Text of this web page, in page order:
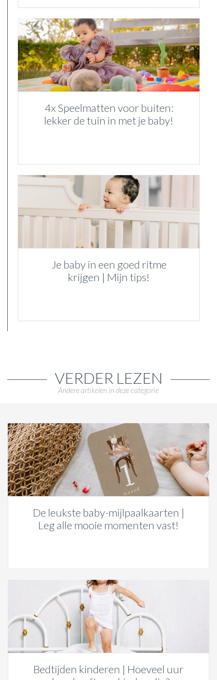
4x Speelmatten voor buiten:
lekker de tuin in met je baby!
Je baby in een goed ritme
krijgen | Mijn tips!
VERDER LEZEN
Andere artikelen in deze categorie
De leukste baby-mijlpaalkaarten |
Leg alle mooie momenten vast!
Bedtijden kinderen | Hoeveel uur